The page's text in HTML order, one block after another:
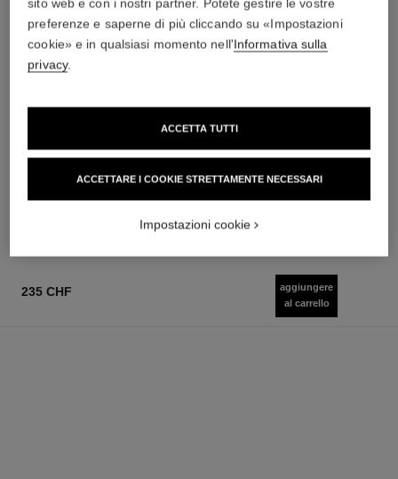
la crème main
Idrata – Nutre – Illumina
72 chf
Aggiungere al carrello
bleu de chanel
Trattamento Idratante 3 in 1
91 chf
235 CHF
aggiungere
al carrello
sito web e con i nostri partner. Potete gestire le vostre
preferenze e saperne di più cliccando su «Impostazioni
cookie» e in qualsiasi momento nell'Informativa sulla
privacy.
ACCETTARE I COOKIE STRETTAMENTE NECESSARI
ACCETTA TUTTI
Impostazioni cookie